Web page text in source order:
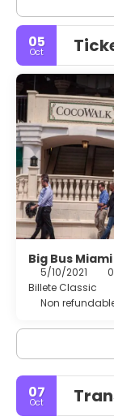
05
Oct
Big Bus
5/10/2021
Billete Classic
Non
07
Oct